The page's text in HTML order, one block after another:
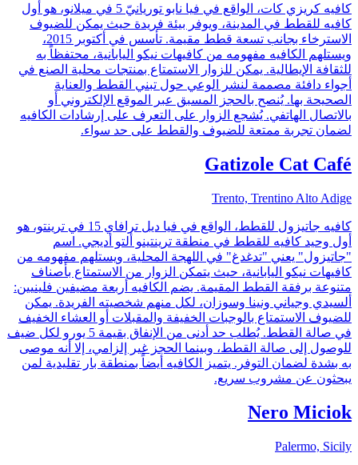
كافيه كريزي كات، الواقع في فيا نابو توريانيّ 5 في ميلانو، هو أول
كافيه للقطط في المدينة، ويوفر بيئة فريدة حيث يمكن للضيوف
الاسترخاء بجانب تسعة قطط مقيمة. تأسس في أكتوبر 2015،
ويستلهم الكافيه مفهومه من كافيهات نيكو اليابانية، محتفظاً به
للثقافة الإيطالية. يمكن للزوار الاستمتاع بمنتجات محلية الصنع في
أجواء دافئة مصممة لنشر الوعي حول تبني القطط والعناية
الصحيحة بها. يُنصح بالحجز المسبق عبر الموقع الإلكتروني أو
بالاتصال الهاتفي. يُشجع الزوار على التعرف على إرشادات الكافيه
لضمان تجربة ممتعة للضيوف والقطط على حد سواء.
Gatizole Cat Café
Trento, Trentino Alto Adige
كافيه جاتيزول للقطط، الواقع في فيا ديل ترافاي 15 في ترينتو، هو
أول وحيد كافيه للقطط في منطقة ترينتينو ألتو أديجي. اسم
"جاتيزول" يعني "تدغدغ" في اللهجة المحلية، ويستلهم مفهومه من
كافيهات نيكو اليابانية، حيث يتمكن الزوار من الاستمتاع بأصناف
متنوعة برفقة القطط المقيمة. يضم الكافيه أربعة مضيفين فلينيين:
ألسيدي وجياني ونينا وسوزان، لكل منهم شخصيته الفريدة. يمكن
للضيوف الاستمتاع بالوجبات الخفيفة والمقبلات أو العشاء الخفيف
في صالة القطط. يُطلب حد أدنى من الإنفاق بقيمة 5 يورو لكل ضيف
للوصول إلى صالة القطط، وبينما الحجز غير إلزامي، إلا أنه موصى
به بشدة لضمان التوفر. يتميز الكافيه أيضاً بمنطقة بار تقليدية لمن
يبحثون عن مشروب سريع.
Nero Miciok
Palermo, Sicily